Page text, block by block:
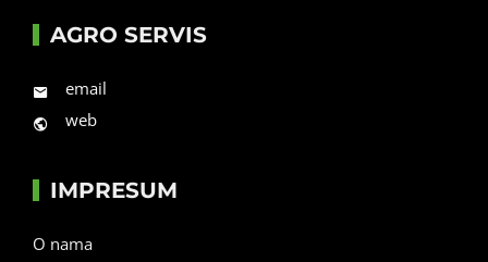
AGRO SERVIS
email
web
IMPRESUM
O nama